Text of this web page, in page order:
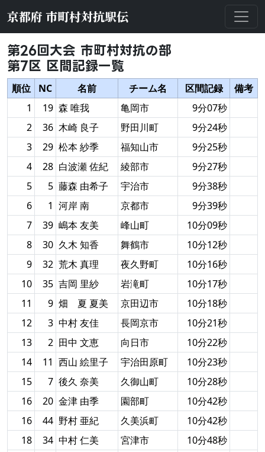
京都府 市町村対抗駅伝
第26回大会 市町村対抗の部
第7区 区間記録一覧
順位 NC 名前 チーム名 区間記録
備考
1
19 森 唯我 亀岡市
9分07秒
2
36 木崎 良子 野田川町
9分24秒
3
29 松本 紗季 福知山市
9分25秒
4
28 白波瀬 佐紀 綾部市
9分27秒
5
5 藤森 由希子 宇治市
9分38秒
6
1 河岸 南 京都市
9分39秒
7
39 嶋本 友美 峰山町
10分09秒
8
30 久木 知香 舞鶴市
10分12秒
9
32 荒木 真理 夜久野町
10分16秒
10
35 吉岡 里紗 岩滝町
10分17秒
11
9 畑 夏 夏美 京田辺市
10分18秒
12
3 中村 友佳 長岡京市
10分21秒
13
2 田中 文恵 向日市
10分22秒
14
11 西山 絵里子 宇治田原町
10分23秒
15
7 後久 奈美 久御山町
10分28秒
16
20 金津 由季 園部町
10分42秒
16
44 野村 亜紀 久美浜町
10分42秒
18
34 中村 仁美 宮津市
10分48秒